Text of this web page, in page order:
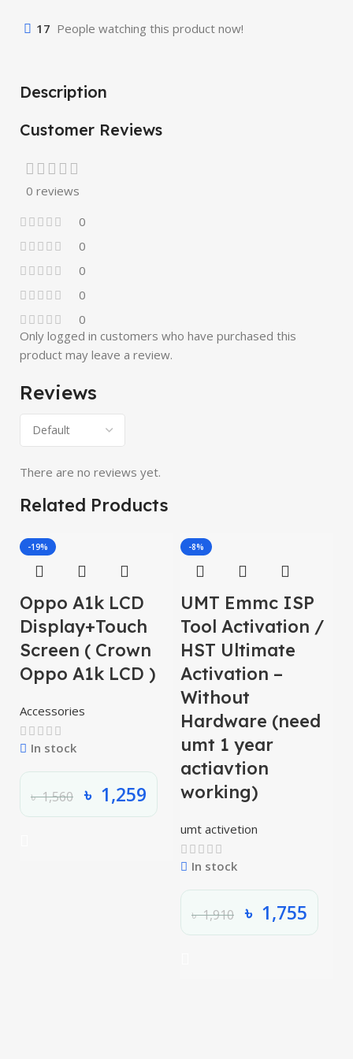
17 People watching this product now!
Description
Customer Reviews
0 reviews
0
0
0
0
0
Reviews
There are no reviews yet.
Only logged in customers who have purchased this
product may leave a review.
Related Products
-19%
Oppo A1k LCD
Display+Touch
Screen ( Crown
Oppo A1k LCD )
Accessories
In stock
৳1,560 ৳ 1,259
-8%
UMT Emmc ISP
Tool Activation /
HST Ultimate
Activation –
Without
Hardware (need
umt 1 year
actiavtion
working)
umt activetion
In stock
৳1,910 ৳ 1,755